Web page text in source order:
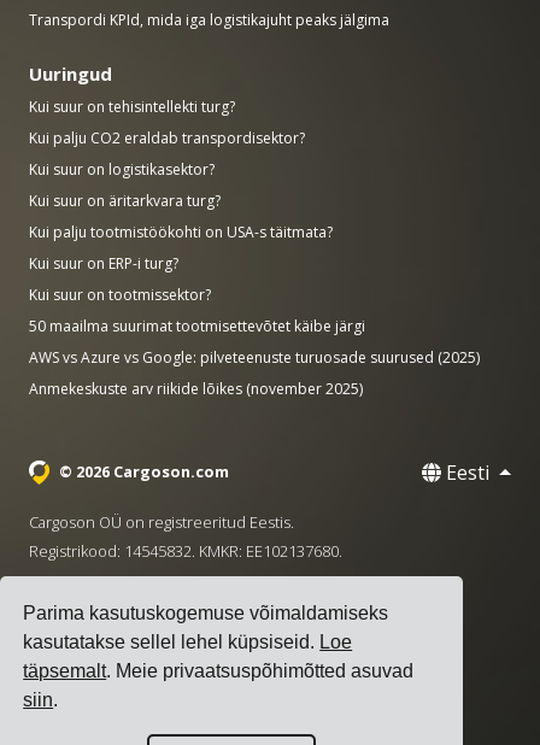
Parima kasutuskogemuse võimaldamiseks
kasutatakse sellel lehel küpsiseid. Loe
täpsemalt. Meie privaatsuspõhimõtted asuvad
siin.
Transpordi KPId, mida iga logistikajuht peaks jälgima
Uuringud
Kui suur on tehisintellekti turg?
Kui palju CO2 eraldab transpordisektor?
Kui suur on logistikasektor?
Kui suur on äritarkvara turg?
Kui palju tootmistöökohti on USA-s täitmata?
Kui suur on ERP-i turg?
Kui suur on tootmissektor?
50 maailma suurimat tootmisettevõtet käibe järgi
AWS vs Azure vs Google: pilveteenuste turuosade suurused (2025)
Anmekeskuste arv riikide lõikes (november 2025)
© 2026 Cargoson.com Eesti
Cargoson OÜ on registreeritud Eestis.
Registrikood: 14545832. KMKR: EE102137680.
· hello@cargoson.com
Teenuse tingimused Privaatsuseeskirjad
poliitika